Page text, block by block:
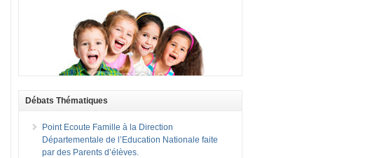
Débats Thématiques
Point Ecoute Famille à la Direction
Départementale de l’Education Nationale faite
par des Parents d’élèves.